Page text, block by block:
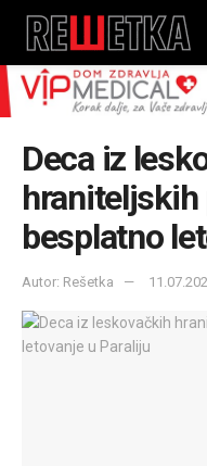
Deca iz
hraniteljskih
besplatno
Autor: Rešetka